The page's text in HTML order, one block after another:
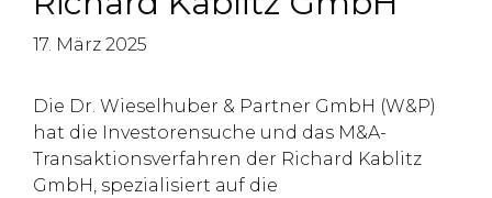
17. März 2025
Die Dr. Wieselhuber & Partner GmbH (W&P)
hat die Investorensuche und das M&A-
Transaktionsverfahren der Richard Kablitz
GmbH, spezialisiert auf die